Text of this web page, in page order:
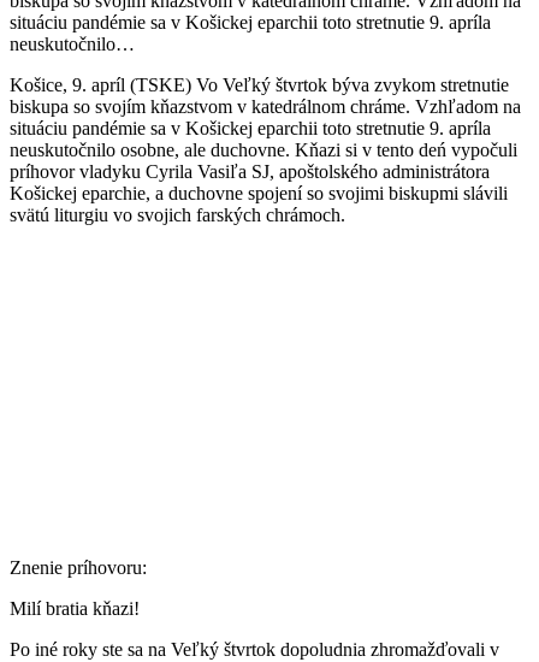
situáciu pandémie sa v Košickej eparchii toto stretnutie 9. apríla
neuskutočnilo…
Košice, 9. apríl (TSKE) Vo Veľký štvrtok býva zvykom stretnutie
biskupa so svojím kňazstvom v katedrálnom chráme. Vzhľadom na
situáciu pandémie sa v Košickej eparchii toto stretnutie 9. apríla
neuskutočnilo osobne, ale duchovne. Kňazi si v tento deń vypočuli
príhovor vladyku Cyrila Vasiľa SJ, apoštolského administrátora
Košickej eparchie, a duchovne spojení so svojimi biskupmi slávili
svätú liturgiu vo svojich farských chrámoch.
Znenie príhovoru:
Milí bratia kňazi!
Po iné roky ste sa na Veľký štvrtok dopoludnia zhromažďovali v